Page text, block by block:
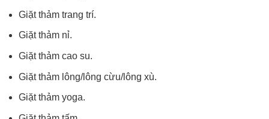
Giặt thảm trang trí.
Giặt thảm nỉ.
Giặt thảm cao su.
Giặt thảm lông/lông cừu/lông xù.
Giặt thảm yoga.